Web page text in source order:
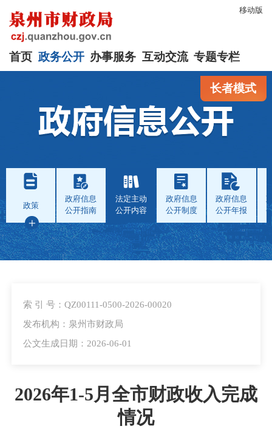
移动版
首页 政务公开 办事服务 互动交流 专题专栏
长者模式
政策
政府信息
公开指南
法定主动
公开内容
政府信息
公开制度
政府信息
公开年报
索 引 号：QZ00111-0500-2026-00020
发布机构：泉州市财政局
公文生成日期：2026-06-01
2026年1-5月全市财政收入完成
情况